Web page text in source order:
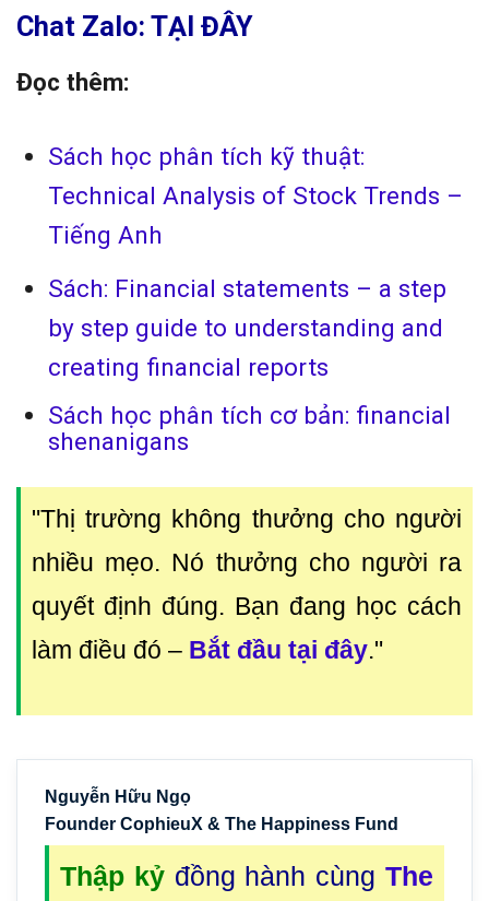
Chat Zalo: TẠI ĐÂY
Đọc thêm:
Sách học phân tích kỹ thuật:
Technical Analysis of Stock Trends –
Tiếng Anh
Sách: Financial statements – a step
by step guide to understanding and
creating financial reports
Sách học phân tích cơ bản: financial
shenanigans
"Thị trường không thưởng cho người
nhiều mẹo. Nó thưởng cho người ra
quyết định đúng. Bạn đang học cách
làm điều đó – Bắt đầu tại đây."
Nguyễn Hữu Ngọ
Founder CophieuX & The Happiness Fund
Thập kỷ đồng hành cùngThe